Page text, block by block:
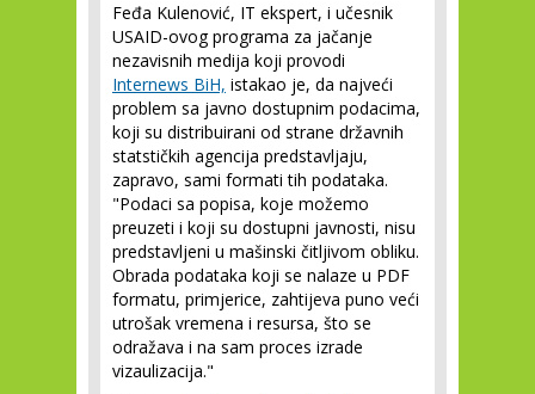
Feđa Kulenović, IT ekspert, i učesnik
USAID-ovog programa za jačanje
nezavisnih medija koji provodi
Internews BiH, istakao je, da najveći
problem sa javno dostupnim podacima,
koji su distribuirani od strane državnih
statstičkih agencija predstavljaju,
zapravo, sami formati tih podataka.
"Podaci sa popisa, koje možemo
preuzeti i koji su dostupni javnosti, nisu
predstavljeni u mašinski čitljivom obliku.
Obrada podataka koji se nalaze u PDF
formatu, primjerice, zahtijeva puno veći
utrošak vremena i resursa, što se
odražava i na sam proces izrade
vizaulizacija."